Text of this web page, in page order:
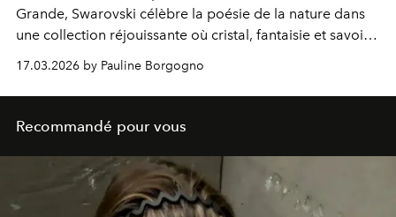
Grande, Swarovski célèbre la poésie de la nature dans
une collection réjouissante où cristal, fantaisie et savoir-
faire se rencontrent.
17.03.2026 by Pauline Borgogno
Recommandé pour vous